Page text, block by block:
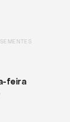
feira